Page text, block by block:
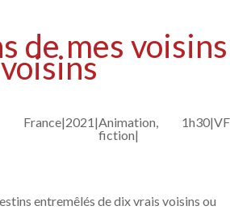
de mes voisins
France|2021|Animation,
fiction|
1h30|VF
entremêlés de dix vrais voisins ou